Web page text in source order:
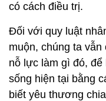
có cách điều trị.
Đối với quy luật
muộn, chúng ta
nỗ lực làm gì đó,
sống hiện tại bằng
biết yêu thương